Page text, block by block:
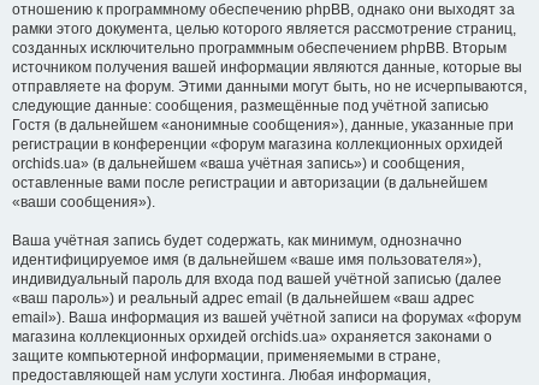
отношению к программному обеспечению phpBB, однако они выходят за
рамки этого документа, целью которого является рассмотрение страниц,
созданных исключительно программным обеспечением phpBB. Вторым
источником получения вашей информации являются данные, которые вы
отправляете на форум. Этими данными могут быть, но не исчерпываются,
следующие данные: сообщения, размещённые под учётной записью
Гостя (в дальнейшем «анонимные сообщения»), данные, указанные при
регистрации в конференции «форум магазина коллекционных орхидей
orchids.ua» (в дальнейшем «ваша учётная запись») и сообщения,
оставленные вами после регистрации и авторизации (в дальнейшем
«ваши сообщения»).
Ваша учётная запись будет содержать, как минимум, однозначно
идентифицируемое имя (в дальнейшем «ваше имя пользователя»),
индивидуальный пароль для входа под вашей учётной записью (далее
«ваш пароль») и реальный адрес email (в дальнейшем «ваш адрес
email»). Ваша информация из вашей учётной записи на форумах «форум
магазина коллекционных орхидей orchids.ua» охраняется законами о
защите компьютерной информации, применяемыми в стране,
предоставляющей нам услуги хостинга. Любая информация,